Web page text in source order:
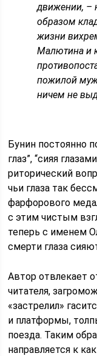
движении, –
образом
жизни
Малютина и
пожилой
ничем не
Бунин постоянно
глаз”, “сияя
риторический
чьи глаза так
фарфорового
с этим чистым
теперь с име­нем
смерти глаза
Автор отвлекает
читателя,
«застрелил»
и платформы,
поезда. Таким
направляется к